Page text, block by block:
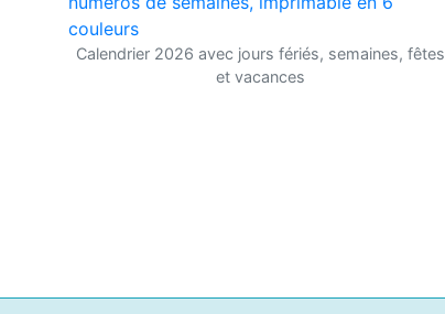
Calendrier 2026 avec jours fériés, semaines, fêtes
et vacances